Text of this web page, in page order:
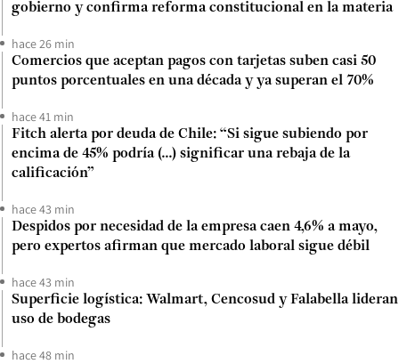
gobierno y confirma reforma constitucional en la materia
hace 26 min
Comercios que aceptan pagos con tarjetas suben casi 50
puntos porcentuales en una década y ya superan el 70%
hace 41 min
Fitch alerta por deuda de Chile: “Si sigue subiendo por
encima de 45% podría (...) significar una rebaja de la
calificación”
hace 43 min
Despidos por necesidad de la empresa caen 4,6% a mayo,
pero expertos afirman que mercado laboral sigue débil
hace 43 min
Superficie logística: Walmart, Cencosud y Falabella lideran
uso de bodegas
hace 48 min